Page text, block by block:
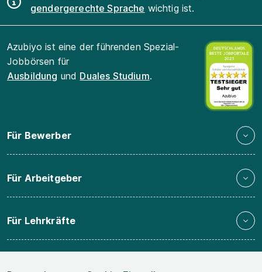
gendergerechte Sprache wichtig ist.
Azubiyo ist eine der führenden Spezial-
Jobbörsen für
Ausbildung und Duales Studium.
Für Bewerber
Für Arbeitgeber
Für Lehrkräfte